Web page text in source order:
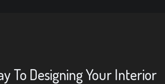
To Designing Your Interior